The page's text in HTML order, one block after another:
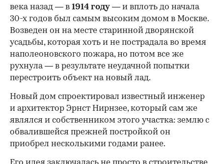
века назад — в 1914 году — и вплоть до начала
30-х годов был самым высоким домом в Москве.
Возведен он на месте старинной дворянской
усадьбы, которая хоть и не пострадала во время
наполеоновского пожара, но потом все же
рухнула — в результате неудачной попытки
перестроить объект на новый лад.
Новый дом спроектировал известный инженер
и архитектор Эрнст Нирнзее, который сам же
являлся и собственником этого участка: землю с
обвалившейся прежней постройкой он
приобрел несколькими годами ранее.